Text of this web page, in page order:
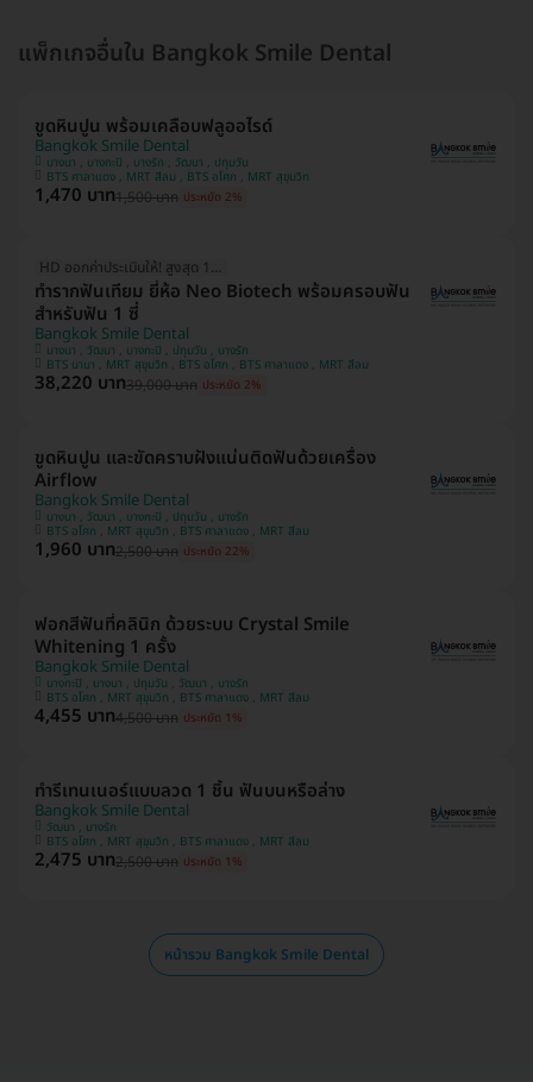
แพ็กเกจอื่นใน Bangkok Smile Dental
ขูดหินปูน พร้อมเคลือบฟลูออไรด์
Bangkok Smile Dental
บางนา , บางกะปิ , บางรัก , วัฒนา , ปทุมวัน
BTS ศาลาแดง , MRT สีลม , BTS อโศก , MRT สุขุมวิท
1,470 บาท1,500 บาท ประหยัด 2%
HD ออกค่าประเมินให้! สูงสุด 1500 บ.
ทำรากฟันเทียม ยี่ห้อ Neo Biotech พร้อมครอบฟัน
สำหรับฟัน 1 ซี่
Bangkok Smile Dental
บางนา , วัฒนา , บางกะปิ , ปทุมวัน , บางรัก
BTS นานา , MRT สุขุมวิท , BTS อโศก , BTS ศาลาแดง , MRT สีลม
38,220 บาท39,000 บาท ประหยัด 2%
ขูดหินปูน และขัดคราบฝังแน่นติดฟันด้วยเครื่อง
Airflow
Bangkok Smile Dental
บางนา , วัฒนา , บางกะปิ , ปทุมวัน , บางรัก
BTS อโศก , MRT สุขุมวิท , BTS ศาลาแดง , MRT สีลม
1,960 บาท2,500 บาท ประหยัด 22%
ฟอกสีฟันที่คลินิก ด้วยระบบ Crystal Smile
Whitening 1 ครั้ง
Bangkok Smile Dental
บางกะปิ , บางนา , ปทุมวัน , วัฒนา , บางรัก
BTS อโศก , MRT สุขุมวิท , BTS ศาลาแดง , MRT สีลม
4,455 บาท4,500 บาท ประหยัด 1%
ทำรีเทนเนอร์แบบลวด 1 ชิ้น ฟันบนหรือล่าง
Bangkok Smile Dental
วัฒนา , บางรัก
BTS อโศก , MRT สุขุมวิท , BTS ศาลาแดง , MRT สีลม
2,475 บาท2,500 บาท ประหยัด 1%
หน้ารวม Bangkok Smile Dental